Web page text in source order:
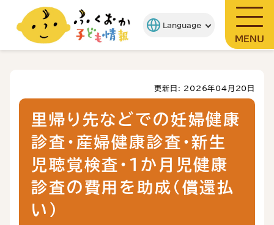
MENU
更新日: 2026年04月20日
里帰り先などでの妊婦健康
診査・産婦健康診査・新生
児聴覚検査・１か月児健康
診査の費用を助成（償還払
い）